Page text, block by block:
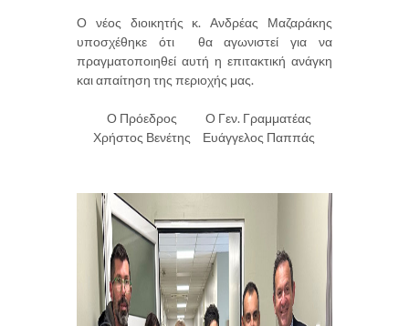
Ο νέος διοικητής κ. Ανδρέας Μαζαράκης
υποσχέθηκε ότι θα αγωνιστεί για να
πραγματοποιηθεί αυτή η επιτακτική ανάγκη
και απαίτηση της περιοχής μας.
Ο Πρόεδρος
Ο Γεν. Γραμματέας
Χρήστος Βενέτης
Ευάγγελος Παππάς